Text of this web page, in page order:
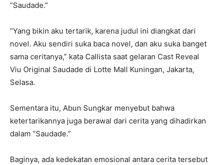
“Saudade.”
“Yang bikin aku tertarik, karena judul ini diangkat dari
novel. Aku sendiri suka baca novel, dan aku suka banget
sama ceritanya,” kata Callista saat gelaran Cast Reveal
Viu Original Saudade di Lotte Mall Kuningan, Jakarta,
Selasa.
Sementara itu, Abun Sungkar menyebut bahwa
ketertarikannya juga berawal dari cerita yang dihadirkan
dalam “Saudade.”
Baginya, ada kedekatan emosional antara cerita tersebut